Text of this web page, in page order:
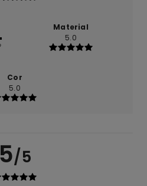
Material
5.0
Cor
5.0
5/5